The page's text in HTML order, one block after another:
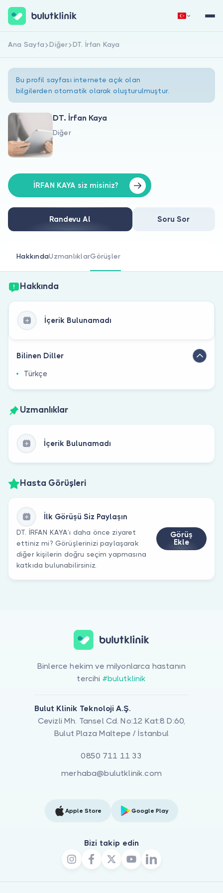
Hakkımızda
Doktorlar için
Doktor musunuz?
Hemen Kaydol
Ana Sayfa Diğer DT. İrfan Kaya
Bu profil sayfası internete açık olan
bilgilerden otomatik olarak oluşturulmuştur.
DT. İrfan Kaya
Diğer
İRFAN KAYA siz misiniz?
Randevu Al Soru Sor
HakkındaUzmanlıklarGörüşler
Hakkında
İçerik Bulunamadı
Bilinen Diller
Türkçe
Uzmanlıklar
İçerik Bulunamadı
Hasta Görüşleri
İlk Görüşü Siz Paylaşın
DT. İRFAN KAYA’ı daha önce ziyaret
ettiniz mi? Görüşlerinizi paylaşarak
diğer kişilerin doğru seçim yapmasına
katkıda bulunabilirsiniz.
Görüş
Ekle
Binlerce hekim ve milyonlarca hastanın
tercihi #bulutklinik
Bulut Klinik Teknoloji A.Ş.
Cevizli Mh. Tansel Cd. No:12 Kat:8 D:60,
Bulut Plaza Maltepe / İstanbul
0850 711 11 33
merhaba@bulutklinik.com
Apple Store Google Play
Bizi takip edin